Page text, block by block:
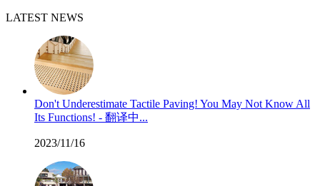
LATEST NEWS
Don't Underestimate Tactile Paving! You May Not Know All
Its Functions! - 翻译中...
2023/11/16